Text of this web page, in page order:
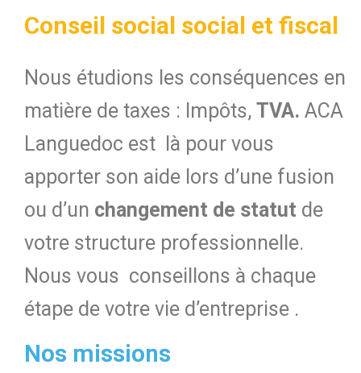
Conseil social social et fiscal
Nous étudions les conséquences en
matière de taxes : Impôts, TVA. ACA
Languedoc est là pour vous
apporter son aide lors d’une fusion
ou d’un changement de statut de
votre structure professionnelle.
Nous vous conseillons à chaque
étape de votre vie d’entreprise .
Nos missions